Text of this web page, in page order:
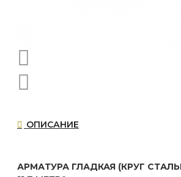
ОПИСАНИЕ
АРМАТУРА ГЛАДКАЯ (КРУГ